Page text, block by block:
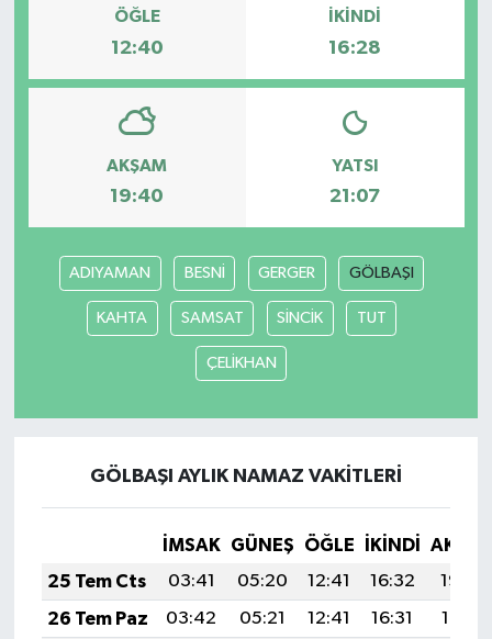
ÖĞLE
12:40
İKINDI
16:28
AKŞAM
19:40
YATSI
21:07
ADIYAMAN BESNİ GERGER GÖLBAŞI
KAHTA SAMSAT SİNCİK TUT
ÇELİKHAN
GÖLBAŞI AYLIK NAMAZ VAKITLERI
İMSAK GÜNEŞ ÖĞLE İKINDI
25 Tem Cts
03:41 05:20 12:41 16:32
19:52
26 Tem Paz
03:42 05:21 12:41 16:31
19:51
Politika
Sağlık
Siyaset